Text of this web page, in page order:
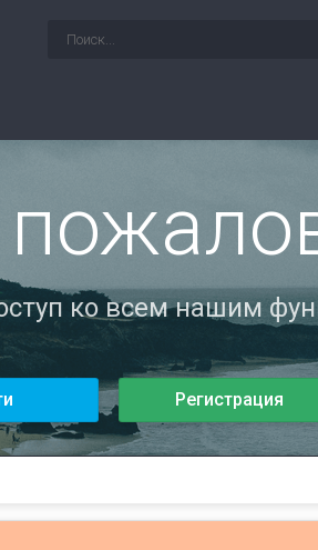
ко всем нашим
Регистрация